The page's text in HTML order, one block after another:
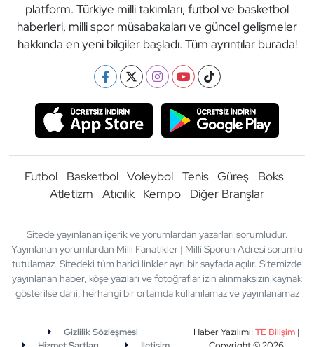
platform. Türkiye milli takımları, futbol ve basketbol
haberleri, milli spor müsabakaları ve güncel gelişmeler
hakkında en yeni bilgiler başladı. Tüm ayrıntılar burada!
Futbol Basketbol Voleybol Tenis Güreş
Boks
Atletizm
Atıcılık Kempo Diğer Branşlar
Sitede yayınlanan içerik ve yorumlardan yazarları sorumludur.
Yayınlanan yorumlardan Milli Fanatikler | Milli Sporun Adresi sorumlu
tutulamaz. Sitedeki tüm harici linkler ayrı bir sayfada açılır. Sitemizde
yayınlanan haber, köşe yazıları ve fotoğraflar izin alınmaksızın kaynak
gösterilse dahi, herhangi bir ortamda kullanılamaz ve yayınlanamaz
Gizlilik Sözleşmesi
Haber Yazılımı:TE Bilişim|